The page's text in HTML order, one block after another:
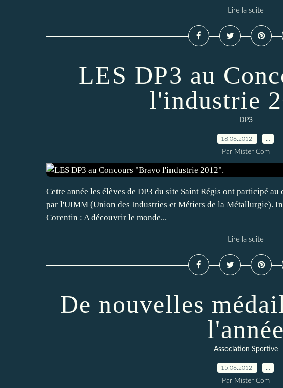
Lire la suite
LES DP3 au
l'industrie
DP3
18.06.2012
Par Mister Com
Cette année les élèves de DP3 du site Saint Régis ont participé
par l'UIMM (Union des Industries et Métiers de la Métallurgie).
Corentin : A découvrir le monde...
Lire la suite
De nouvelles
l'année
Association Sportive
15.06.2012
Par Mister Com